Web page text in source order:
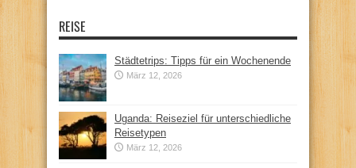
REISE
Städtetrips: Tipps für ein Wochenende
März 12, 2026
Uganda: Reiseziel für unterschiedliche
Reisetypen
März 12, 2026